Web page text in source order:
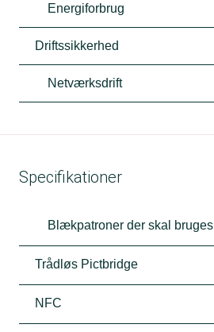
Energiforbrug
Driftssikkerhed
Netværksdrift
Specifikationer
Blækpatroner der skal bruges
Trådløs Pictbridge
NFC